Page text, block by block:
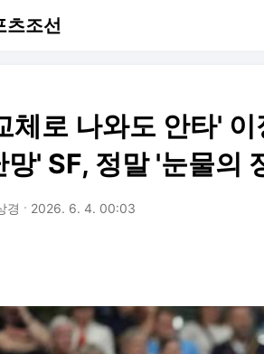
츠조선
체로 나와도 안타'
망' SF, 정말 '눈물의
경 2026. 6. 4. 00:03